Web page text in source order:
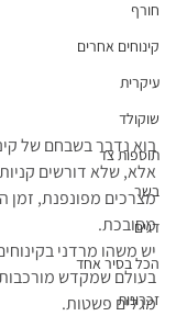
חורף
קינוחים אחרים
עיקרית
שוקולד
תוספות צד
בשר
דגים
הכל בסיר אחד
זכרונות
בוא נדבר בשבחם של
אלא, שלא דורשים
מצרכים מפונפנת, זמן
מסובכת.
יש משהו מרדני
בעולם שמקדש
מגלים פשטות.